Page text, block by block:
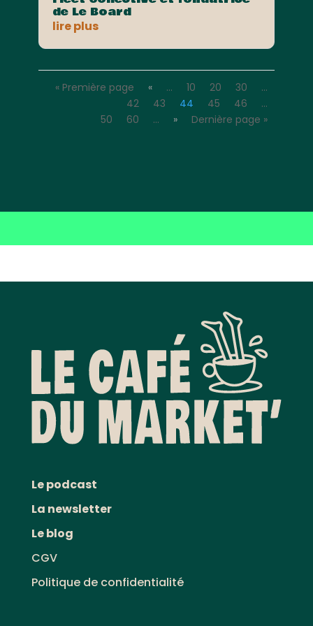
de Le Board
lire plus
« Première page « … 10 20 30
…
42
43 44 45 46
…
50
60 … » Dernière page »
Le podcast
La newsletter
Le blog
CGV
Politique de confidentialité